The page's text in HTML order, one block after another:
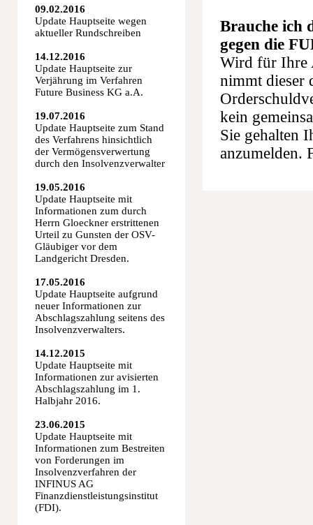
09.02.2016
Update Hauptseite wegen
aktueller Rundschreiben
14.12.2016
Update Hauptseite zur
Verjährung im Verfahren
Future Business KG a.A.
19.07.2016
Update Hauptseite zum Stand
des Verfahrens hinsichtlich
der Vermögensverwertung
durch den Insolvenzverwalter
19.05.2016
Update Hauptseite mit
Informationen zum durch
Herrn Gloeckner erstrittenen
Urteil zu Gunsten der OSV-
Gläubiger vor dem
Landgericht Dresden.
17.05.2016
Update Hauptseite aufgrund
neuer Informationen zur
Abschlagszahlung seitens des
Insolvenzverwalters.
14.12.2015
Update Hauptseite mit
Informationen zur avisierten
Abschlagszahlung im 1.
Halbjahr 2016.
23.06.2015
Update Hauptseite mit
Informationen zum Bestreiten
von Forderungen im
Insolvenzverfahren der
INFINUS AG
Finanzdienstleistungsinstitut
(FDI).
Brauche ich
gegen die
Wird für Ihre
nimmt dieser
kein
Sie gehalten
anzumelden.